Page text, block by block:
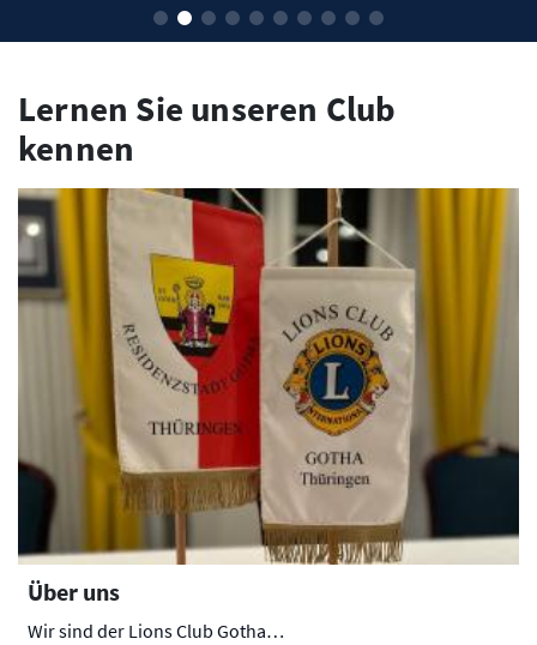
Lernen Sie unseren Club
kennen
Über uns
Wir sind der Lions Club Gotha…